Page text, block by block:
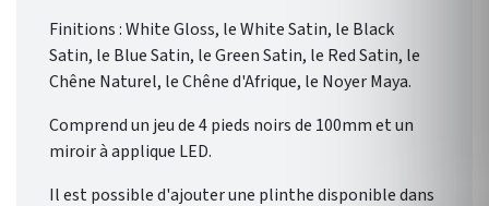
Finitions : White Gloss, le White Satin, le Black
Satin, le Blue Satin, le Green Satin, le Red Satin, le
Chêne Naturel, le Chêne d'Afrique, le Noyer Maya.
Comprend un jeu de 4 pieds noirs de 100mm et un
miroir à applique LED.
Il est possible d'ajouter une plinthe disponible dans